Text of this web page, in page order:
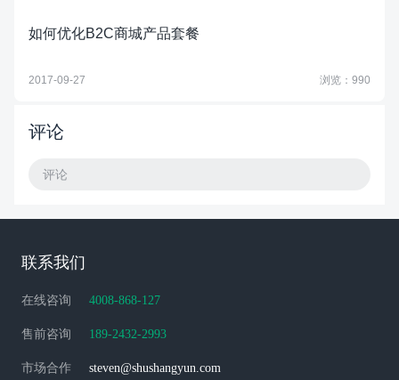
如何优化B2C商城产品套餐
2017-09-27 浏览：990
评论
评论
联系我们
在线咨询 4008-868-127
售前咨询 189-2432-2993
市场合作 steven@shushangyun.com